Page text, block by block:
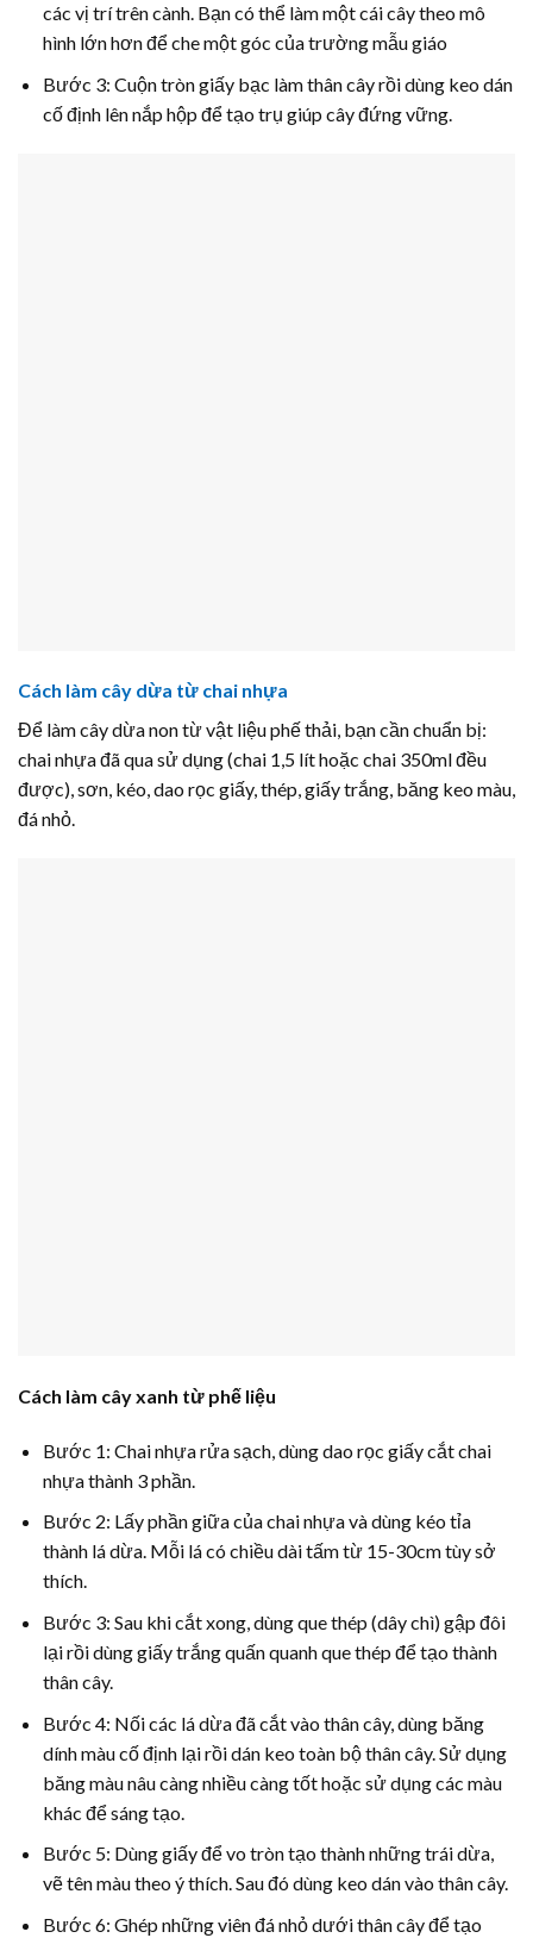
các vị trí trên cành. Bạn có thể làm một cái cây theo mô
hình lớn hơn để che một góc của trường mẫu giáo
Bước 3: Cuộn tròn giấy bạc làm thân cây rồi dùng keo dán
cố định lên nắp hộp để tạo trụ giúp cây đứng vững.
Cách làm cây dừa từ chai nhựa
Để làm cây dừa non từ vật liệu phế thải, bạn cần chuẩn bị:
chai nhựa đã qua sử dụng (chai 1,5 lít hoặc chai 350ml đều
được), sơn, kéo, dao rọc giấy, thép, giấy trắng, băng keo màu,
đá nhỏ.
Cách làm cây xanh từ phế liệu
Bước 1: Chai nhựa rửa sạch, dùng dao rọc giấy cắt chai
nhựa thành 3 phần.
Bước 2: Lấy phần giữa của chai nhựa và dùng kéo tỉa
thành lá dừa. Mỗi lá có chiều dài tấm từ 15-30cm tùy sở
thích.
Bước 3: Sau khi cắt xong, dùng que thép (dây chì) gập đôi
lại rồi dùng giấy trắng quấn quanh que thép để tạo thành
thân cây.
Bước 4: Nối các lá dừa đã cắt vào thân cây, dùng băng
dính màu cố định lại rồi dán keo toàn bộ thân cây. Sử dụng
băng màu nâu càng nhiều càng tốt hoặc sử dụng các màu
khác để sáng tạo.
Bước 5: Dùng giấy để vo tròn tạo thành những trái dừa,
vẽ tên màu theo ý thích. Sau đó dùng keo dán vào thân cây.
Bước 6: Ghép những viên đá nhỏ dưới thân cây để tạo